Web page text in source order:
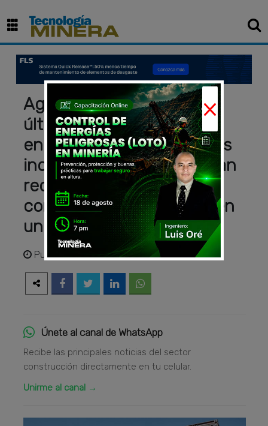
Aggreko: aplicando las
últimas tendencias
energéticas, en 10 años las
industrias peruanas podrían
reducir su consumo de
combustible y emisiones en
un 50%
Publicado hace 4 años
Únete al canal de WhatsApp
Recibe las principales noticias del sector
construcción directamente en tu celular.
Unirme al canal →
×